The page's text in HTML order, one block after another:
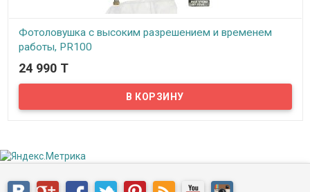
Фотоловушка с высоким разрешением и временем
работы, PR100
В наличии
Представляем вам фотоловушку для охоты с высоким
разрешением и временем работы, модель PR100! Фотоловушка
PR100 – автономная уличная камера фотоловушка с
24 990 T